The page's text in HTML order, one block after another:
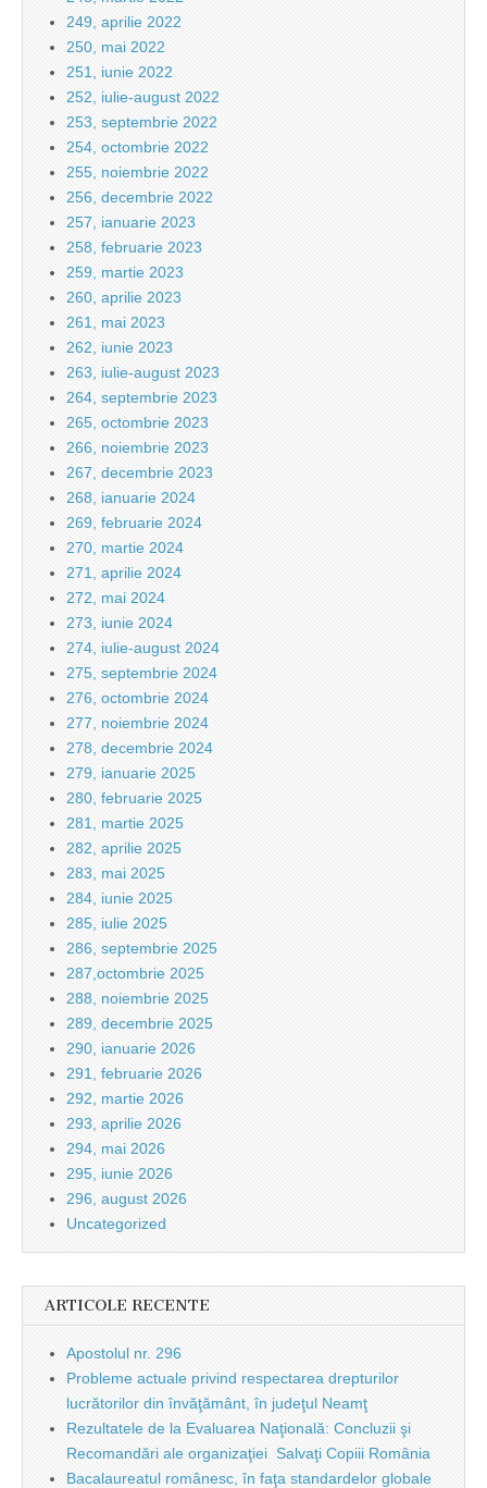
249, aprilie 2022
250, mai 2022
251, iunie 2022
252, iulie-august 2022
253, septembrie 2022
254, octombrie 2022
255, noiembrie 2022
256, decembrie 2022
257, ianuarie 2023
258, februarie 2023
259, martie 2023
260, aprilie 2023
261, mai 2023
262, iunie 2023
263, iulie-august 2023
264, septembrie 2023
265, octombrie 2023
266, noiembrie 2023
267, decembrie 2023
268, ianuarie 2024
269, februarie 2024
270, martie 2024
271, aprilie 2024
272, mai 2024
273, iunie 2024
274, iulie-august 2024
275, septembrie 2024
276, octombrie 2024
277, noiembrie 2024
278, decembrie 2024
279, ianuarie 2025
280, februarie 2025
281, martie 2025
282, aprilie 2025
283, mai 2025
284, iunie 2025
285, iulie 2025
286, septembrie 2025
287,octombrie 2025
288, noiembrie 2025
289, decembrie 2025
290, ianuarie 2026
291, februarie 2026
292, martie 2026
293, aprilie 2026
294, mai 2026
295, iunie 2026
296, august 2026
Uncategorized
ARTICOLE RECENTE
Apostolul nr. 296
Probleme actuale privind respectarea drepturilor
lucrătorilor din învăţământ, în judeţul Neamţ
Rezultatele de la Evaluarea Naţională: Concluzii şi
Recomandări ale organizaţiei Salvaţi Copiii România
Bacalaureatul românesc, în faţa standardelor globale